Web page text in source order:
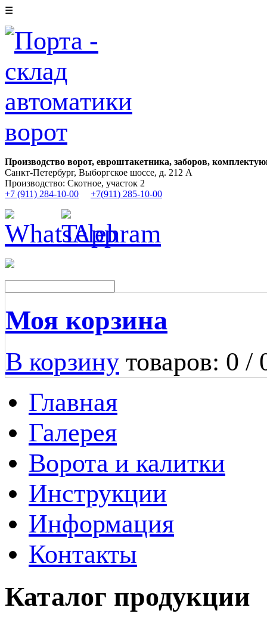
☰
Производство ворот, евроштакетника, заборов,
Санкт-Петербург, Выборгское шоссе, д. 212 А
Производство: Скотное, участок 2
+7 (911) 284-10-00
+7(911) 285-10-00
Моя корзина
В корзину товаров: 0 /
Главная
Галерея
Ворота и калитки
Инструкции
Информация
Контакты
Каталог продукции